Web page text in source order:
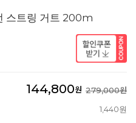
스트링 거트 200m
144,800원 279,000원
1,440원